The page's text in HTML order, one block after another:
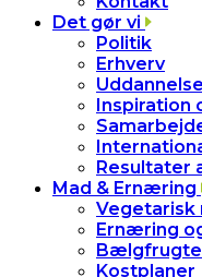
Det gør vi
Politik
Erhverv
Uddannelse
Inspiration
Resultater
Mad & Ernæring
Vegetarisk
Ernæring
Kostplaner